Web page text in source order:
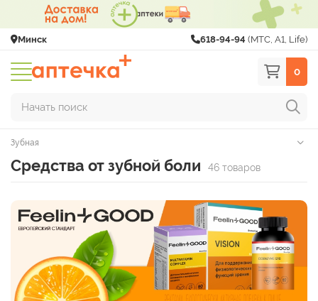
Минск 618-94-94 (МТС, A1, Life)
0
Начать поиск
Зубная
Средства от зубной боли 46 товаров